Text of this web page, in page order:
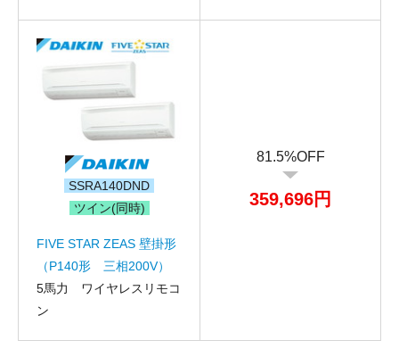
SSRA140DND
ツイン(同時)
FIVE STAR ZEAS 壁掛形
（P140形 三相200V）
5馬力 ワイヤレスリモコ
ン
81.5%OFF
359,696円
メッセージ